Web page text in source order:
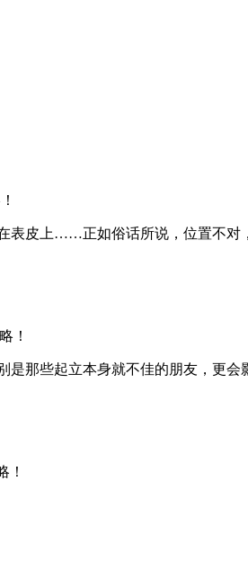
表皮上……正如俗话所说，位置不对
那些起立本身就不佳的朋友，更